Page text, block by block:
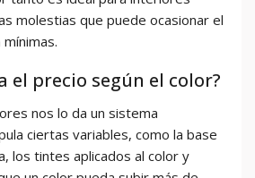
molestias que puede ocasionar el
el precio según el color?
nos lo da un sistema
ciertas variables, como la base
los tintes aplicados al color y